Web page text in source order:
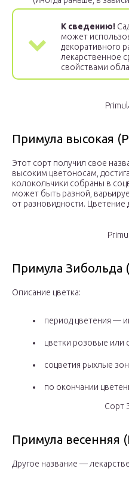
К сведению!
может
декоративного
лекарственное
свойствами
Примула высокая
Этот сорт получил свое
высоким цветоносам,
колокольчики собраны в
может быть разной,
от разновидности. Цветение
Примула Зибольда
Описание цветка:
период цветения —
цветки розовые или
соцветия рыхлые
по окончании
Сорт
Примула весенняя
Другое название —